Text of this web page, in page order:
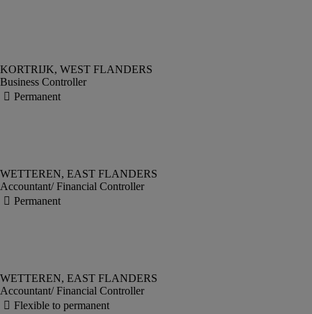
Business Controller
Accountant/ Financial Controller
Accountant/ Financial Controller